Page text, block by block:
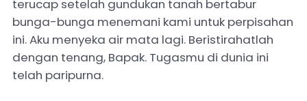
terucap setelah gundukan tanah bertabur
bunga-bunga menemani kami untuk perpisahan
ini. Aku menyeka air mata lagi. Beristirahatlah
dengan tenang, Bapak. Tugasmu di dunia ini
telah paripurna.